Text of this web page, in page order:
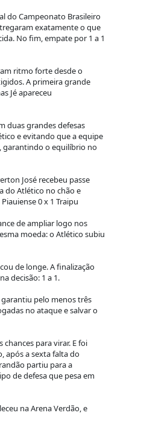
do Campeonato Brasileiro
exatamente o que
No fim, empate por 1 a 1
ritmo forte desde o
A primeira grande
Jé apareceu
duas grandes defesas
e evitando que a equipe
garantindo o equilíbrio no
José recebeu passe
do Atlético no chão e
0 x 1 Traipu
de ampliar logo nos
moeda: o Atlético subiu
de longe. A finalização
decisão: 1 a 1.
pelo menos três
no ataque e salvar o
para virar. E foi
após a sexta falta do
partiu para a
de defesa que pesa em
na Arena Verdão, e